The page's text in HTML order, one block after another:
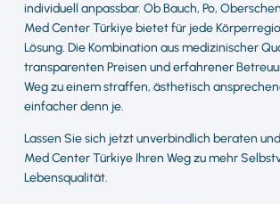
individuell anpassbar. Ob Bauch, Po,
Med Center Türkiye bietet für jede
Lösung. Die Kombination aus medizinischer
transparenten Preisen und erfahrener
Weg zu einem straffen, ästhetisch
einfacher denn je.
Lassen Sie sich jetzt unverbindlich beraten
Med Center Türkiye Ihren Weg zu mehr
Lebensqualität.